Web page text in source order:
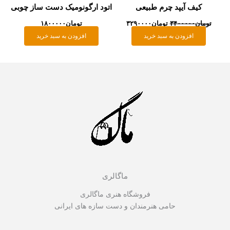
کیف آیپد چرم طبیعی
۳۴۰۰۰۰۰ تومان ۳۲۹۰۰۰۰
افزودن به سبد خرید
اتود ارگونومیک دست ساز چوبی
۱۸۰۰۰۰۰
افزودن به سبد خرید
ماگالری
فروشگاه هنری ماگالری
حامی هنرمندان و دست سازه های ایرانی